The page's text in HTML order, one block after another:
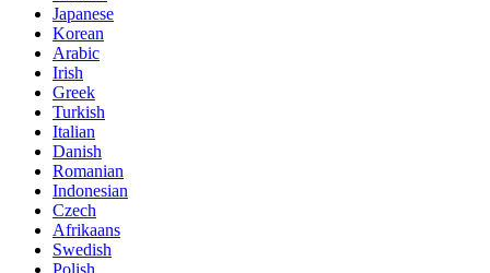
Japanese
Korean
Arabic
Irish
Greek
Turkish
Italian
Danish
Romanian
Indonesian
Czech
Afrikaans
Swedish